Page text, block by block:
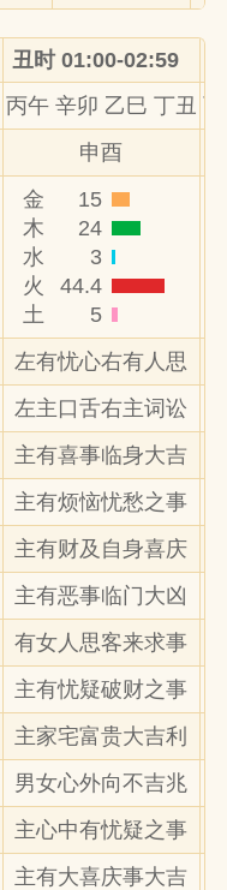
丑时 01:00-02:59
丙午 辛卯 乙巳 丁丑
申酉
金
15
木
24
水
3
火
44.4
土
5
左有忧心右有人思
左主口舌右主词讼
主有喜事临身大吉
主有烦恼忧愁之事
主有财及自身喜庆
主有恶事临门大凶
有女人思客来求事
主有忧疑破财之事
主家宅富贵大吉利
男女心外向不吉兆
主心中有忧疑之事
主有大喜庆事大吉